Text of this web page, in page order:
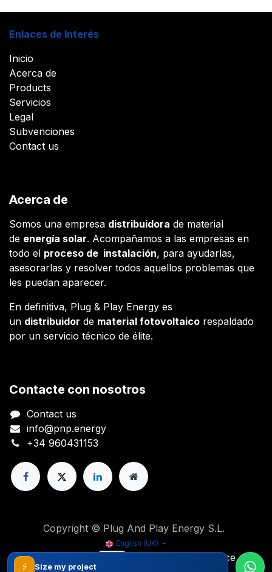
Enlaces de Interés
Inicio
Acerca de
Products
Servicios
Legal
Subvenciones
Contact us
Acerca de
Somos una empresa distribuidora de material
de energía solar. Acompañamos a las empresas en
todo el proceso de instalación, para ayudarlas,
asesorarlas y resolver todos aquellos problemas que
les puedan aparecer.
En definitiva, Plug & Play Energy es
un distribuidor de material fotovoltaico respaldado
por un servicio técnico de élite.
Contacte con nosotros
Contact us
info@pnp.energy
+34 960431153
Copyright © Plug And Play Energy S.L.
English (UK)
Open Source
⚡